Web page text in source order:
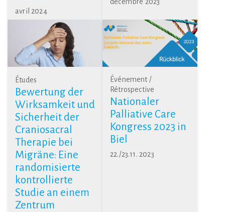
avril 2024
Études
Bewertung der
Wirksamkeit und
Sicherheit der
Craniosacral
Therapie bei
Migräne: Eine
randomisierte
kontrollierte
Studie an einem
Zentrum
Événement /
Rétrospective
Nationaler
Palliative Care
Kongress 2023 in
Biel
22./23.11. 2023